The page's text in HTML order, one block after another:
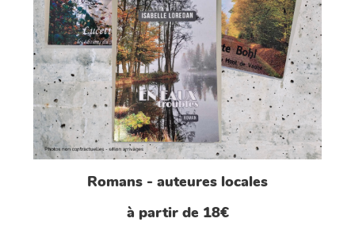
Romans - auteures locales
à partir de 18€